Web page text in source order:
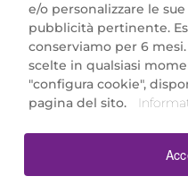
Marionnaud Parfumeries
Largo Fiera Milano 5,
REA Milano 1650024 con
SCARICA LA NOSTRA
e/o personalizzare le
pubblicità pertinente.
conserviamo per 6
scelte in qualsiasi
"configura cookie",
pagina del sito.